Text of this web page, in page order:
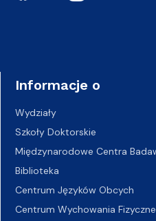
Informacje o
Wydziały
Szkoły Doktorskie
Międzynarodowe Centra
Biblioteka
Centrum Języków Obcych
Centrum Wychowania